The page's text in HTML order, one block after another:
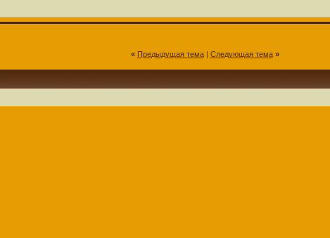
« Предыдущая тема| Следующая тема »